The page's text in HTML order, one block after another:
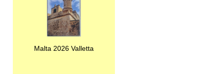
Malta 2026 Valletta